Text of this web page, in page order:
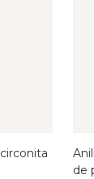
de